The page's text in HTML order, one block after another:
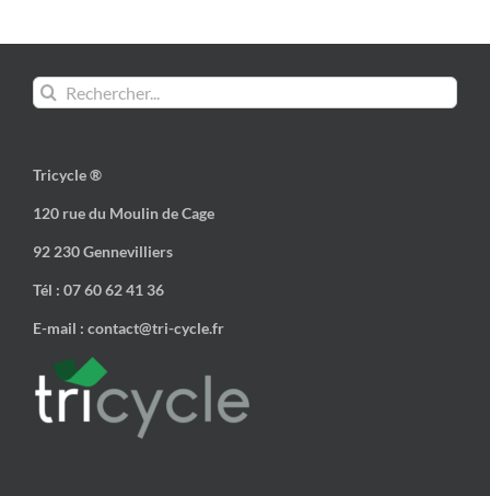
Rechercher:
Tricycle ®
120 rue du Moulin de Cage
92 230 Gennevilliers
Tél : 07 60 62 41 36
E-mail : contact@tri-cycle.fr